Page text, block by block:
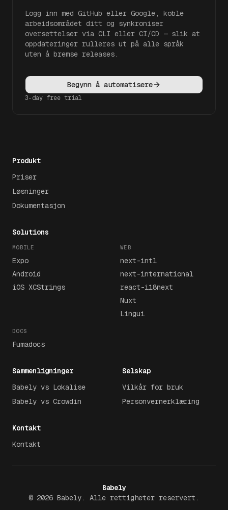
Logg inn med GitHub eller Google, koble
arbeidsområdet ditt og synkroniser
oversettelser via CLI eller CI/CD — slik at
oppdateringer rulleres ut på alle språk
uten å bremse releases.
Begynn å automatisere
3-day free trial
Produkt
Priser
Løsninger
Dokumentasjon
Solutions
MOBILE
Expo
Android
iOS XCStrings
WEB
next-intl
next-international
react-i18next
Nuxt
Lingui
DOCS
Fumadocs
Sammenligninger
Babely vs Lokalise
Babely vs Crowdin
Selskap
Vilkår for bruk
Personvernerklæring
Kontakt
Kontakt
Babely
© 2026 Babely. Alle rettigheter reservert.